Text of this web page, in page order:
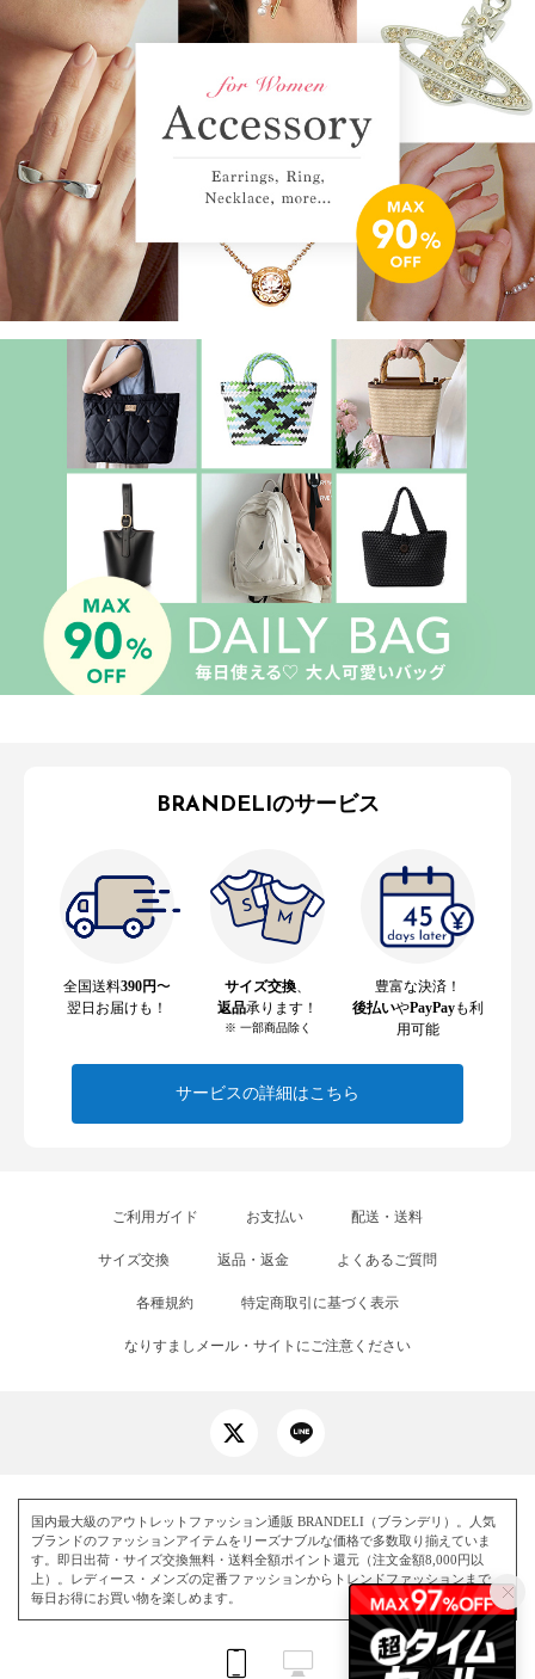
BRANDELIのサービス
全国送料390円〜
翌日お届けも！
サイズ交換、
返品承ります！
※ 一部商品除く
豊富な決済！
後払いやPayPayも利
用可能
サービスの詳細はこちら
ご利用ガイド お支払い 配送・送料
サイズ交換 返品・返金 よくあるご質問
各種規約 特定商取引に基づく表示
なりすましメール・サイトにご注意ください
国内最大級のアウトレットファッション通販 BRANDELI（ブランデリ）。人気
ブランドのファッションアイテムをリーズナブルな価格で多数取り揃えていま
す。即日出荷・サイズ交換無料・送料全額ポイント還元（注文金額8,000円以
上）。レディース・メンズの定番ファッションからトレンドファッションまで、
毎日お得にお買い物を楽しめます。